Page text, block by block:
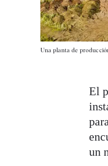
Una planta de
El
un